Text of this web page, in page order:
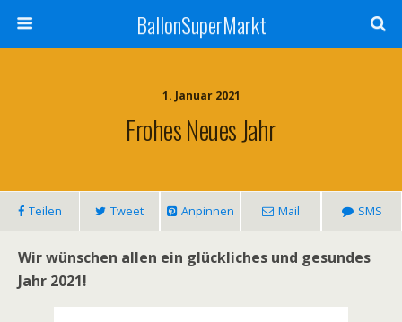
BallonSuperMarkt
1. Januar 2021
Frohes Neues Jahr
Teilen Tweet Anpinnen Mail SMS
Wir wünschen allen ein glückliches und gesundes
Jahr 2021!